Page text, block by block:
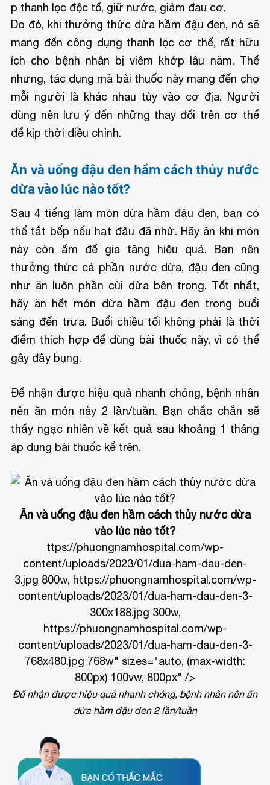
p thanh lọc độc tố, giữ nước, giảm đau cơ.
Do đó, khi thưởng thức dừa hầm đậu đen, nó sẽ
mang đến công dụng thanh lọc cơ thể, rất hữu
ích cho bệnh nhân bị viêm khớp lâu năm. Thế
nhưng, tác dụng mà bài thuốc này mang đến cho
mỗi người là khác nhau tùy vào cơ địa. Người
dùng nên lưu ý đến những thay đổi trên cơ thể
để kịp thời điều chỉnh.
Ăn và uống đậu đen hầm cách thủy nước
dừa vào lúc nào tốt?
Sau 4 tiếng làm món dừa hầm đậu đen, bạn có
thể tắt bếp nếu hạt đậu đã nhừ. Hãy ăn khi món
này còn ấm để gia tăng hiệu quả. Bạn nên
thưởng thức cả phần nước dừa, đậu đen cũng
như ăn luôn phần cùi dừa bên trong. Tốt nhất,
hãy ăn hết món dừa hầm đậu đen trong buổi
sáng đến trưa. Buổi chiều tối không phải là thời
điểm thích hợp để dùng bài thuốc này, vì có thể
gây đầy bụng.
Để nhận được hiệu quả nhanh chóng, bệnh nhân
nên ăn món này 2 lần/tuần. Bạn chắc chắn sẽ
thấy ngạc nhiên về kết quả sau khoảng 1 tháng
áp dụng bài thuốc kể trên.
Ăn và uống đậu đen hầm cách thủy nước dừa
vào lúc nào tốt?
ttps://phuongnamhospital.com/wp-
content/uploads/2023/01/dua-ham-dau-den-
3.jpg 800w, https://phuongnamhospital.com/wp-
content/uploads/2023/01/dua-ham-dau-den-3-
300x188.jpg 300w,
https://phuongnamhospital.com/wp-
content/uploads/2023/01/dua-ham-dau-den-3-
768x480.jpg 768w" sizes="auto, (max-width:
800px) 100vw, 800px" />
Để nhận được hiệu quả nhanh chóng, bệnh nhân nên ăn
dừa hầm đậu đen 2 lần/tuần